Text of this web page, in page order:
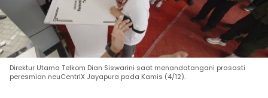
Direktur Utama Telkom Dian Siswarini saat menandatangani prasasti
peresmian neuCentrIX Jayapura pada Kamis (4/12).